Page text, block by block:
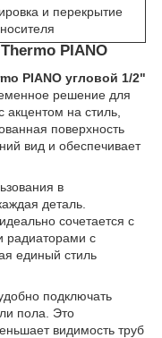
и перекрытие
PIANO
PIANO угловой 1/2"
решение для
на стиль,
поверхность
вид и обеспечивает
в
деталь.
сочетается с
радиаторами с
единый стиль
подключать
пола. Это
видимость труб